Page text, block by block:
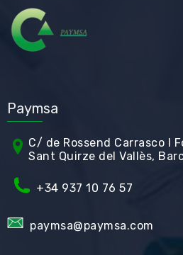
Paymsa
C/ de Rossend Carrasco I
Sant Quirze del Vallès,
+34 937 10 76 57
paymsa@paymsa.com